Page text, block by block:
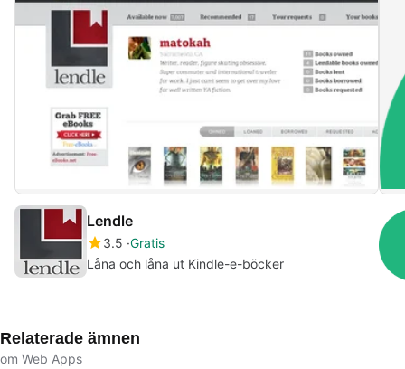
Lendle
3.5 Gratis
Låna och låna ut Kindle-e-böcker
Relaterade ämnen
om Web Apps